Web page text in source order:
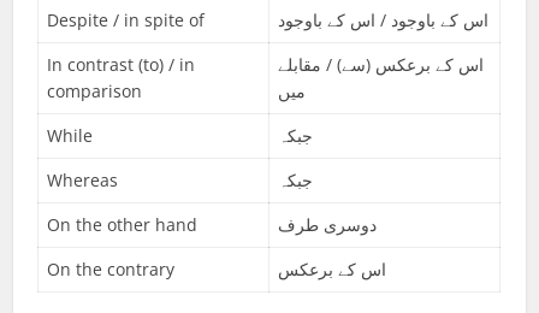
Despite / in spite of
اس کے باوجود / اس کے باوجود
In contrast (to) / in
comparison
اس کے برعکس (سے) / مقابلے
میں
While
جبکہ
Whereas
جبکہ
On the other hand
دوسری طرف
On the contrary
اس کے برعکس